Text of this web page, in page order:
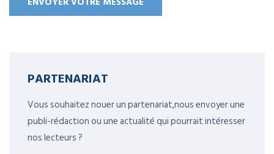
PARTENARIAT
Vous souhaitez nouer un partenariat,nous envoyer une
publi-rédaction ou une actualité qui pourrait intéresser
nos lecteurs ?